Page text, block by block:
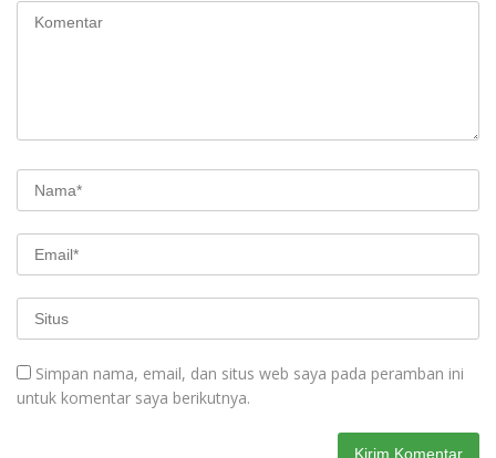
Simpan nama, email, dan situs web saya pada peramban ini
untuk komentar saya berikutnya.